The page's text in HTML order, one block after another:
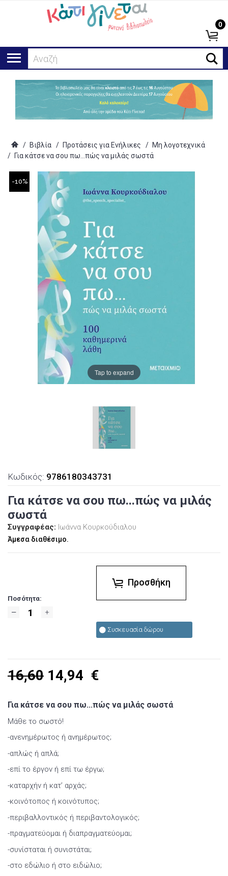
Αναζήτηση
0
/ Βιβλία / Προτάσεις για Ενήλικες / Μη λογοτεχνικά
/ Για κάτσε να σου πω...πώς να μιλάς σωστά
-10%
Tap to expand
Κωδικός: 9786180343731
Για κάτσε να σου πω...πώς να μιλάς
σωστά
Συγγραφέας: Ιωάννα Κουρκούδιαλου
Άμεσα διαθέσιμο.
Ποσότητα:
Προσθήκη
Συσκευασία δώρου
16,60 14,94 €
Για κάτσε να σου πω...πώς να μιλάς σωστά
Μάθε το σωστό!
-ανενημέρωτος ή ανημέρωτος;
-απλώς ή απλά;
-επί το έργον ή επί τω έργω;
-καταρχήν ή κατ’ αρχάς;
-κοινότοπος ή κοινότυπος;
-περιβαλλοντικός ή περιβαντολογικός;
-πραγματεύομαι ή διαπραγματεύομαι;
-συνίσταται ή συνιστάται;
-στο εδώλιο ή στο ειδώλιο;